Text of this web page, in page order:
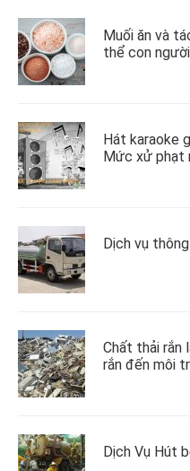
Muối ăn và
thể con người
Hát karaoke
Mức xử phạt
Dịch vụ
Chất thải rắn
rắn đến môi
Dịch Vụ Hút